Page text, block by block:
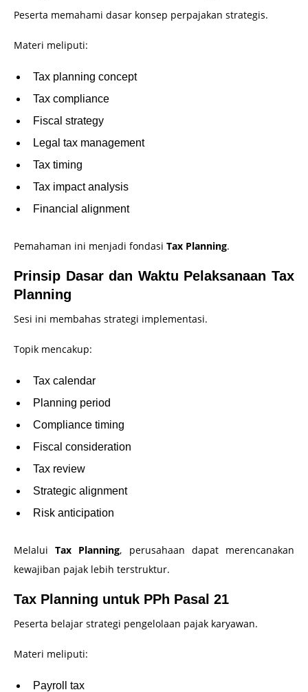
Peserta memahami dasar konsep perpajakan strategis.
Materi meliputi:
Tax planning concept
Tax compliance
Fiscal strategy
Legal tax management
Tax timing
Tax impact analysis
Financial alignment
Pemahaman ini menjadi fondasi Tax Planning.
Prinsip Dasar dan Waktu Pelaksanaan Tax
Planning
Sesi ini membahas strategi implementasi.
Topik mencakup:
Tax calendar
Planning period
Compliance timing
Fiscal consideration
Tax review
Strategic alignment
Risk anticipation
MelaluiTax Planning, perusahaan dapat merencanakan
kewajiban pajak lebih terstruktur.
Tax Planning untuk PPh Pasal 21
Peserta belajar strategi pengelolaan pajak karyawan.
Materi meliputi:
Payroll tax